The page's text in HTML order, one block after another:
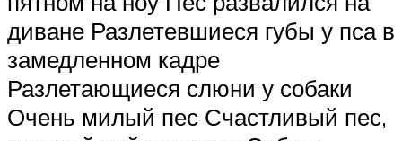
диване Разлетевшиеся губы у пса в
замедленном кадре
Разлетающиеся слюни у собаки
Очень милый пес Счастливый пес,